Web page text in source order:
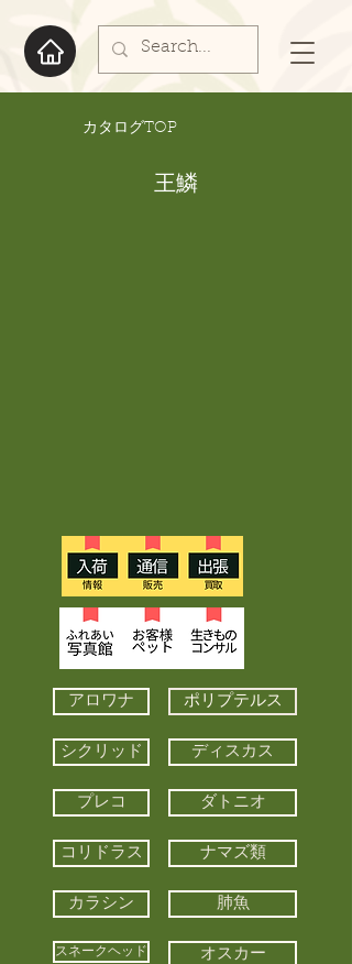
​カタログTOP
王鱗
アロワナ ポリプテルス
シクリッド ディスカス
プレコ ダトニオ
コリドラス ナマズ類
カラシン 肺魚
スネークヘッド オスカー